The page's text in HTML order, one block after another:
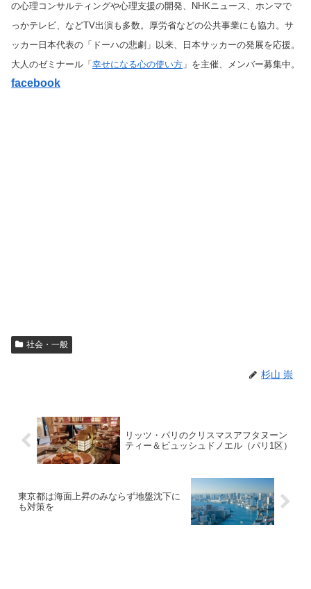
の心理コンサルティングや心理支援の開発、
NHKニュース、ホンマで
っかテレビ、などTV出演も多数。 厚労省などの公共事業にも協力。サ
ッカー日本代表の「 ドーハの悲劇」以来、日本サッカーの発展を応援。
大人のゼミナール「 幸せになる心の使い方 」を主催、 メンバー募集中。
facebook
社会・一般
杉山 崇
リッツ・パリのクリスマスアフタヌーン
ティー＆ビュッシュドノエル（パリ1区）
東京都は海面上昇のみならず地盤沈下に
も対策を